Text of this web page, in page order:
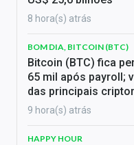
8 hora(s) atrás
BOM DIA, BITCOIN (BTC)
Bitcoin (BTC) fica
65 mil após payroll;
das principais
9 hora(s) atrás
HAPPY HOUR